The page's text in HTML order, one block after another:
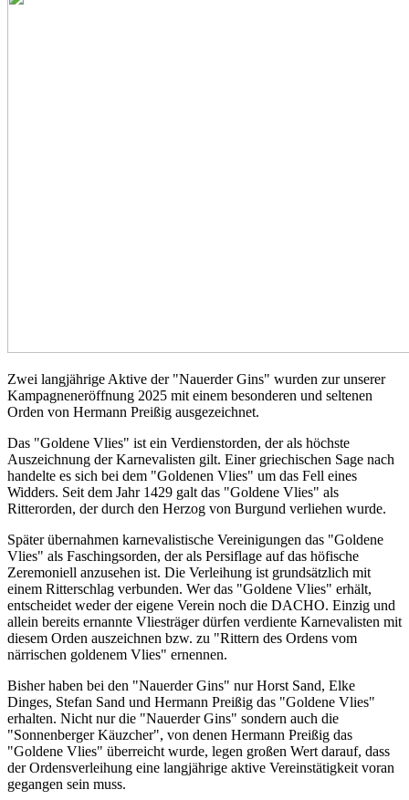
Zwei langjährige Aktive der "Nauerder Gins" wurden zur unserer
Kampagneneröffnung 2025 mit einem besonderen und seltenen
Orden von Hermann Preißig ausgezeichnet.
Das "Goldene Vlies" ist ein Verdienstorden, der als höchste
Auszeichnung der Karnevalisten gilt. Einer griechischen Sage nach
handelte es sich bei dem "Goldenen Vlies" um das Fell eines
Widders. Seit dem Jahr 1429 galt das "Goldene Vlies" als
Ritterorden, der durch den Herzog von Burgund verliehen wurde.
Später übernahmen karnevalistische Vereinigungen das "Goldene
Vlies" als Faschingsorden, der als Persiflage auf das höfische
Zeremoniell anzusehen ist. Die Verleihung ist grundsätzlich mit
einem Ritterschlag verbunden. Wer das "Goldene Vlies" erhält,
entscheidet weder der eigene Verein noch die DACHO. Einzig und
allein bereits ernannte Vliesträger dürfen verdiente Karnevalisten mit
diesem Orden auszeichnen bzw. zu "Rittern des Ordens vom
närrischen goldenem Vlies" ernennen.
Bisher haben bei den "Nauerder Gins" nur Horst Sand, Elke
Dinges, Stefan Sand und Hermann Preißig das "Goldene Vlies"
erhalten. Nicht nur die "Nauerder Gins" sondern auch die
"Sonnenberger Käuzcher", von denen Hermann Preißig das
"Goldene Vlies" überreicht wurde, legen großen Wert darauf, dass
der Ordensverleihung eine langjährige aktive Vereinstätigkeit voran
gegangen sein muss.